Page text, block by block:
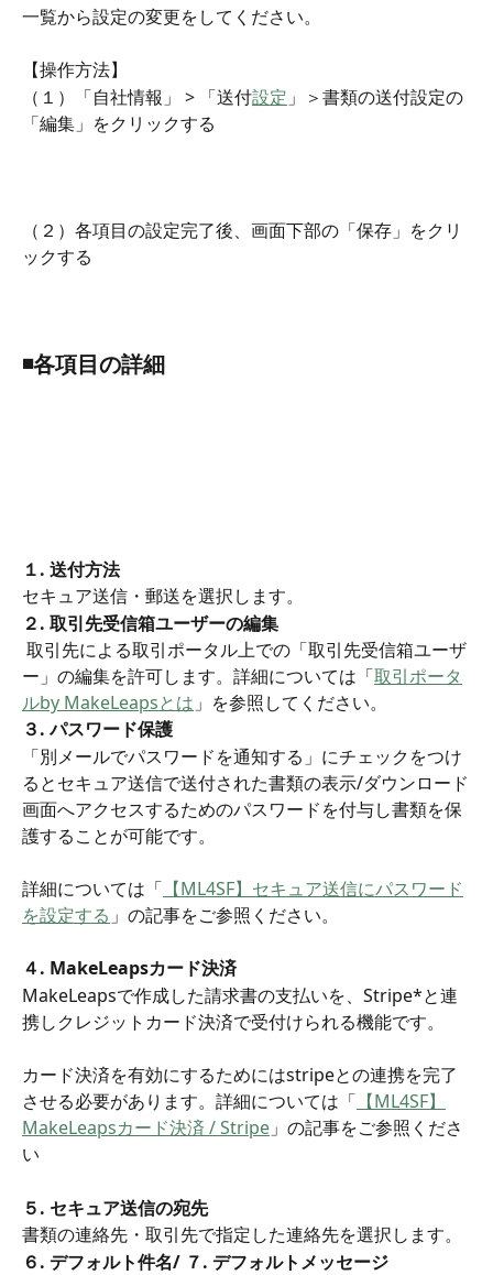
一覧から設定の変更をしてください。
【操作方法】
（１）「自社情報」 > 「送付設定 」＞書類の送付設定の
「編集」をクリックする
（２）各項目の設定完了後、画面下部の「保存」をクリ
ックする
◾️各項目の詳細
１. 送付方法
セキュア送信・郵送を選択します。
２. 取引先受信箱ユーザーの編集
ー」の編集を許可します。詳細については「取引ポータ
ルby MakeLeapsとは 」を参照してください。
３. パスワード保護
「別メールでパスワードを通知する」にチェックをつけ
るとセキュア送信で送付された書類の表示/ダウンロード
画面へアクセスするためのパスワードを付与し書類を保
護することが可能です。
詳細については「 【ML4SF】セキュア送信にパスワード
を設定する 」の記事をご参照ください。
４. MakeLeapsカード決済
MakeLeapsで作成した請求書の支払いを、Stripe*と連
携しクレジットカード決済で受付けられる機能です。
カード決済を有効にするためにはstripeとの連携を完了
させる必要があります。詳細については「 【ML4SF】
MakeLeapsカード決済 / Stripe 」の記事をご参照くださ
い
５. セキュア送信の宛先
書類の連絡先・取引先で指定した連絡先を選択します。
６. デフォルト件名/ ７. デフォルトメッセージ